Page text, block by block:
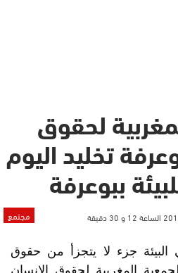
لحقوق
تخليد اليوم
ببوعرفة
مجتمع
البيئة جزء لا يتجزأ من حقوق